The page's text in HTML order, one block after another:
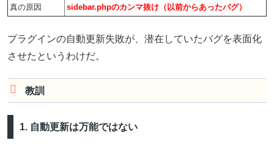
真の原因
sidebar.phpのカンマ抜け（以前からあったバグ）
プラグインの自動更新失敗が、潜在していたバグを表面化
させたというわけだ。
教訓
1. 自動更新は万能ではない